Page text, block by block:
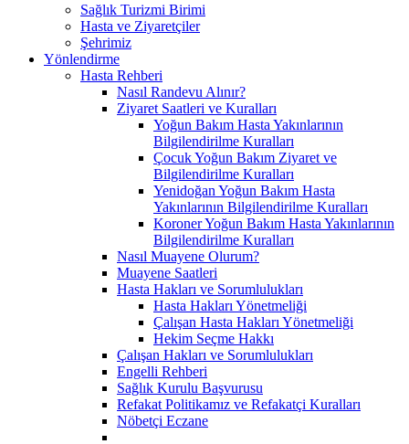
Sağlık Turizmi Birimi
Hasta ve Ziyaretçiler
Şehrimiz
Yönlendirme
Hasta Rehberi
Nasıl Randevu Alınır?
Ziyaret Saatleri ve Kuralları
Yoğun Bakım Hasta Yakınlarının
Bilgilendirilme Kuralları
Çocuk Yoğun Bakım Ziyaret ve
Bilgilendirilme Kuralları
Yenidoğan Yoğun Bakım Hasta
Yakınlarının Bilgilendirilme Kuralları
Koroner Yoğun Bakım Hasta Yakınlarının
Bilgilendirilme Kuralları
Nasıl Muayene Olurum?
Muayene Saatleri
Hasta Hakları ve Sorumlulukları
Hasta Hakları Yönetmeliği
Çalışan Hasta Hakları Yönetmeliği
Hekim Seçme Hakkı
Çalışan Hakları ve Sorumlulukları
Engelli Rehberi
Sağlık Kurulu Başvurusu
Refakat Politikamız ve Refakatçi Kuralları
Nöbetçi Eczane